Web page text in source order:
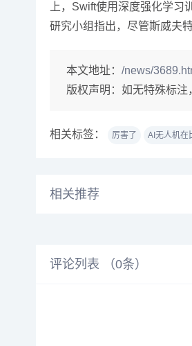
上，Swift使用深度强化学习
研究小组指出，尽管斯威夫
本文地址： /news/
版权声明： 如无特殊标注
相关标签： 厉害了 AI无人机在
相关推荐
评论列表 （0条）